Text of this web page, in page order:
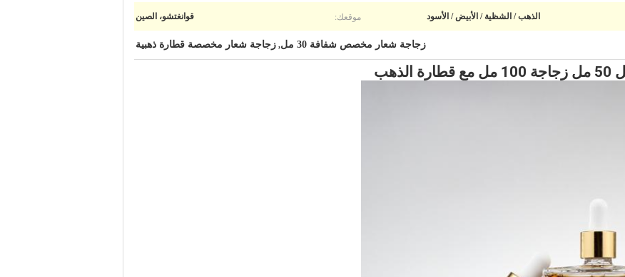
الذهب / الشظية / الأبيض / الأسود موقعك: قوانغتشو، الصين
زجاجة شعار مخصص شفافة 30 مل , زجاجة شعار مخصصة قطارة ذهبية